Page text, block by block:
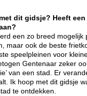
dit gidsje? Heeft een
een zo breed mogelijk
maar ook de beste
speelpleinen voor
Gentenaar zeker
van een stad. Er
Ik hoop met dit gidsje
te ontdekken.